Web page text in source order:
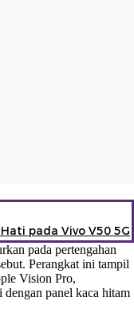
pada Vivo V50 5G
pada pertengahan
Perangkat ini tampil
Vision Pro,
panel kaca hitam